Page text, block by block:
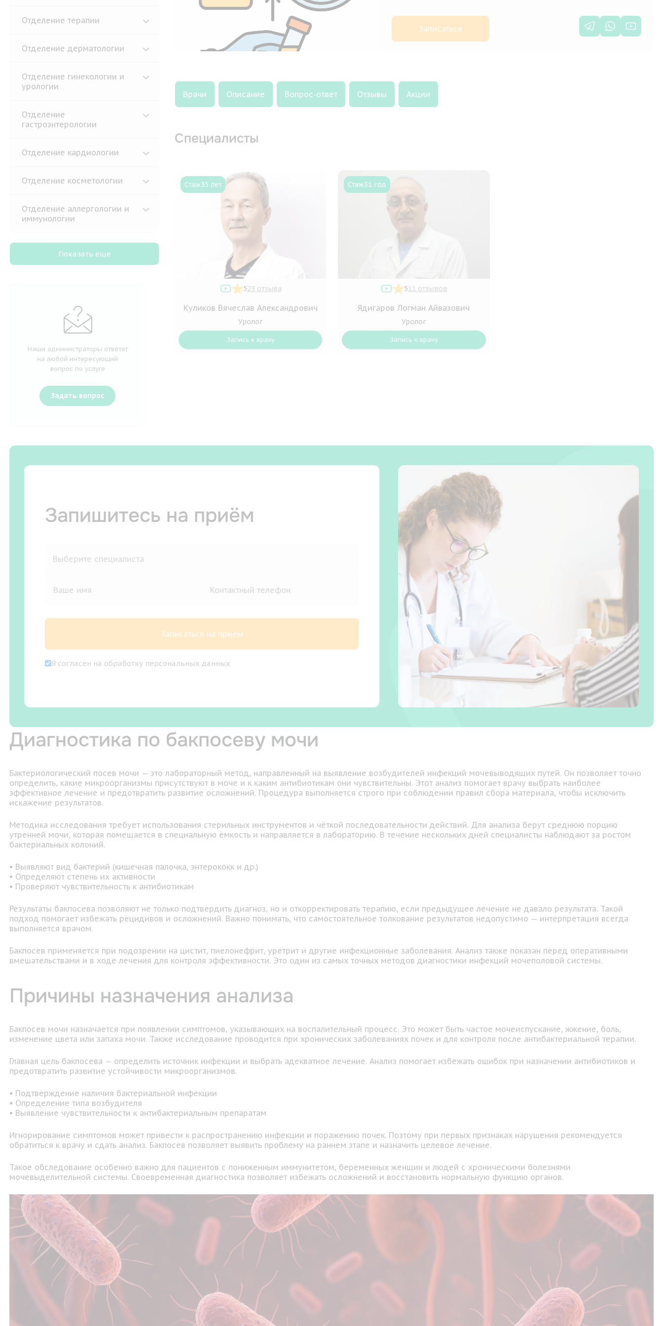
Отделение терапии
Отделение дерматологии
Отделение гинекологии и
урологии
Отделение
гастроэнтерологии
Отделение кардиологии
Отделение косметологии
Отделение аллергологии и
иммунологии
Показать еще
Наши администраторы ответят
на любой интересующий
вопрос по услуге
Задать вопрос
Записаться
Врачи Описание Вопрос-ответ Отзывы Акции
Специалисты
Стаж35 лет
523 отзыва
Куликов Вячеслав Александрович
Уролог
Запись к врачу
Стаж31 год
511 отзывов
Ядигаров Логман Айвазович
Уролог
Запись к врачу
Запишитесь на приём
Записаться на прием
Я согласен на обработку персональных данных
Диагностика по бакпосеву мочи
Бактериологический посев мочи — это лабораторный метод, направленный на выявление возбудителей инфекций мочевыводящих путей. Он позволяет точно
определить, какие микроорганизмы присутствуют в моче и к каким антибиотикам они чувствительны. Этот анализ помогает врачу выбрать наиболее
эффективное лечение и предотвратить развитие осложнений. Процедура выполняется строго при соблюдении правил сбора материала, чтобы исключить
искажение результатов.
Методика исследования требует использования стерильных инструментов и чёткой последовательности действий. Для анализа берут среднюю порцию
утренней мочи, которая помещается в специальную ёмкость и направляется в лабораторию. В течение нескольких дней специалисты наблюдают за ростом
бактериальных колоний.
• Выявляют вид бактерий (кишечная палочка, энтерококк и др.)
• Определяют степень их активности
• Проверяют чувствительность к антибиотикам
Результаты бакпосева позволяют не только подтвердить диагноз, но и откорректировать терапию, если предыдущее лечение не давало результата. Такой
подход помогает избежать рецидивов и осложнений. Важно понимать, что самостоятельное толкование результатов недопустимо — интерпретация всегда
выполняется врачом.
Бакпосев применяется при подозрении на цистит, пиелонефрит, уретрит и другие инфекционные заболевания. Анализ также показан перед оперативными
вмешательствами и в ходе лечения для контроля эффективности. Это один из самых точных методов диагностики инфекций мочеполовой системы.
Причины назначения анализа
Бакпосев мочи назначается при появлении симптомов, указывающих на воспалительный процесс. Это может быть частое мочеиспускание, жжение, боль,
изменение цвета или запаха мочи. Также исследование проводится при хронических заболеваниях почек и для контроля после антибактериальной терапии.
Главная цель бакпосева — определить источник инфекции и выбрать адекватное лечение. Анализ помогает избежать ошибок при назначении антибиотиков и
предотвратить развитие устойчивости микроорганизмов.
• Подтверждение наличия бактериальной инфекции
• Определение типа возбудителя
• Выявление чувствительности к антибактериальным препаратам
Игнорирование симптомов может привести к распространению инфекции и поражению почек. Поэтому при первых признаках нарушения рекомендуется
обратиться к врачу и сдать анализ. Бакпосев позволяет выявить проблему на раннем этапе и назначить целевое лечение.
Такое обследование особенно важно для пациентов с пониженным иммунитетом, беременных женщин и людей с хроническими болезнями
мочевыделительной системы. Своевременная диагностика позволяет избежать осложнений и восстановить нормальную функцию органов.